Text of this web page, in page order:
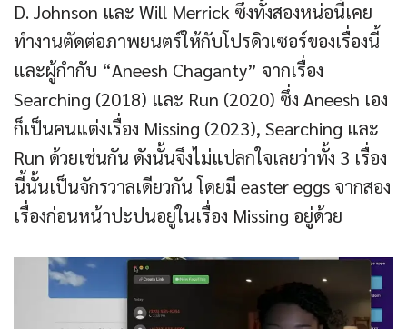
D. Johnson และ Will Merrick ซึ่งทั้งสองหน่อนี้เคย
ทำงานตัดต่อภาพยนตร์ให้กับโปรดิวเซอร์ของเรื่องนี้
และผู้กำกับ “Aneesh Chaganty” จากเรื่อง
Searching (2018) และ Run (2020) ซึ่ง Aneesh เอง
ก็เป็นคนแต่งเรื่อง Missing (2023), Searching และ
Run ด้วยเช่นกัน ดังนั้นจึงไม่แปลกใจเลยว่าทั้ง 3 เรื่อง
นี้นั้นเป็นจักรวาลเดียวกัน โดยมี easter eggs จากสอง
เรื่องก่อนหน้าปะปนอยู่ในเรื่อง Missing อยู่ด้วย